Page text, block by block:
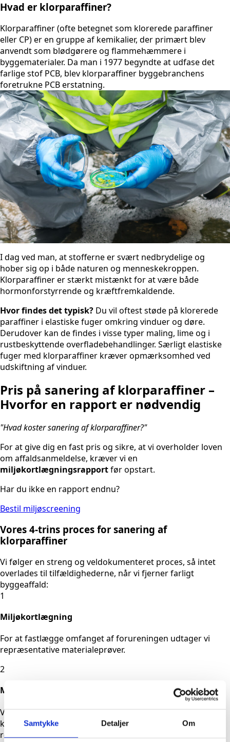
Samtykke Detaljer Om
Hvad er klorparaffiner?
Klorparaffiner (ofte betegnet som klorerede paraffiner
eller CP) er en gruppe af kemikalier, der primært blev
anvendt som blødgørere og flammehæmmere i
byggematerialer. Da man i 1977 begyndte at udfase det
farlige stof PCB, blev klorparaffiner byggebranchens
foretrukne PCB erstatning.
I dag ved man, at stofferne er svært nedbrydelige og
hober sig op i både naturen og menneskekroppen.
Klorparaffiner er stærkt mistænkt for at være både
hormonforstyrrende og kræftfremkaldende.
Hvor findes det typisk? Du vil oftest støde på klorerede
paraffiner i elastiske fuger omkring vinduer og døre.
Derudover kan de findes i visse typer maling, lime og i
rustbeskyttende overfladebehandlinger. Særligt elastiske
fuger med klorparaffiner kræver opmærksomhed ved
udskiftning af vinduer.
Pris på sanering af klorparaffiner –
Hvorfor en rapport er nødvendig
"Hvad koster sanering af klorparaffiner?"
For at give dig en fast pris og sikre, at vi overholder loven
om affaldsanmeldelse, kræver vi en
miljøkortlægningsrapportfør opstart.
Har du ikke en rapport endnu?
Bestil miljøscreening
Vores 4-trins proces for sanering af
klorparaffiner
Vi følger en streng og veldokumenteret proces, så intet
overlades til tilfældighederne, når vi fjerner farligt
byggeaffald:
1
Miljøkortlægning
For at fastlægge omfanget af forureningen udtager vi
repræsentative materialeprøver.
2
Myndighedsanmeldelse
Vi sørger for den lovpligtige anmeldelse af affaldet til din
kommune på dine vegne, så du overholder alle gældende
regler for affaldshåndtering.